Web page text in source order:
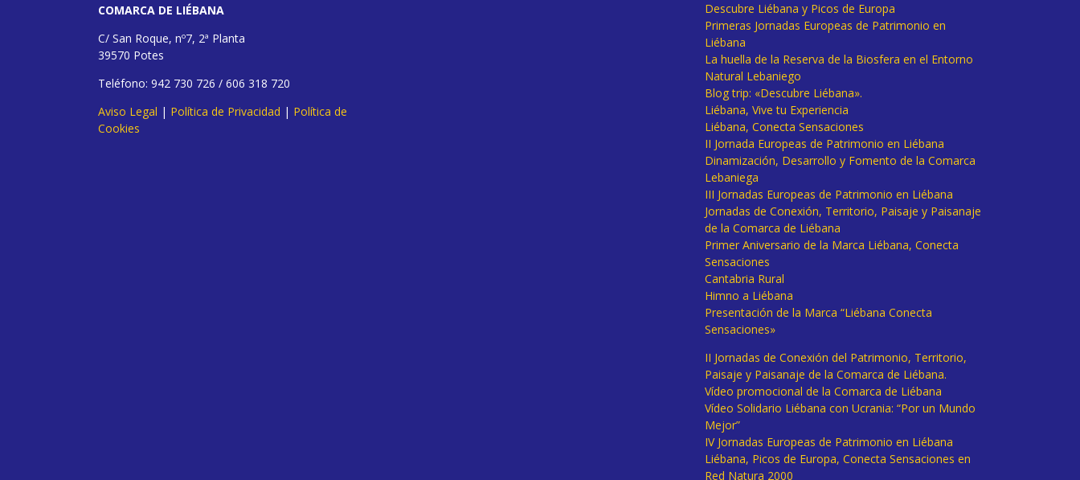
COMARCA DE LIÉBANA
C/ San Roque, nº7, 2ª Planta
39570 Potes
Teléfono: 942 730 726 / 606 318 720
Aviso Legal | Política de Privacidad | Política de
Cookies
Descubre Liébana y Picos de Europa
Primeras Jornadas Europeas de Patrimonio en
Liébana
La huella de la Reserva de la Biosfera en el Entorno
Natural Lebaniego
Blog trip: «Descubre Liébana».
Liébana, Vive tu Experiencia
Liébana, Conecta Sensaciones
II Jornada Europeas de Patrimonio en Liébana
Dinamización, Desarrollo y Fomento de la Comarca
Lebaniega
III Jornadas Europeas de Patrimonio en Liébana
Jornadas de Conexión, Territorio, Paisaje y Paisanaje
de la Comarca de Liébana
Primer Aniversario de la Marca Liébana, Conecta
Sensaciones
Cantabria Rural
Himno a Liébana
Presentación de la Marca “Liébana Conecta
Sensaciones»
II Jornadas de Conexión del Patrimonio, Territorio,
Paisaje y Paisanaje de la Comarca de Liébana.
Vídeo promocional de la Comarca de Liébana
Vídeo Solidario Liébana con Ucrania: “Por un Mundo
Mejor”
IV Jornadas Europeas de Patrimonio en Liébana
Liébana, Picos de Europa, Conecta Sensaciones en
Red Natura 2000